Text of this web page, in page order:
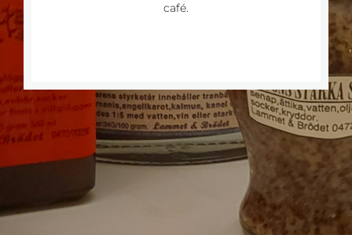
café.